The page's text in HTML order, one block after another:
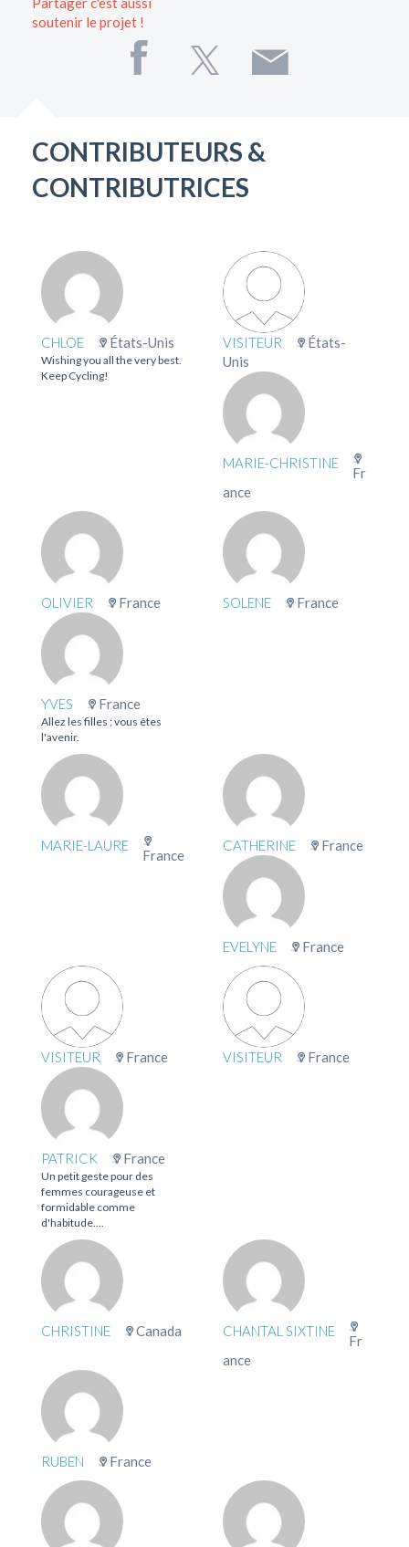
soutenir le projet !
CONTRIBUTEURS &
CONTRIBUTRICES
CHLOE États-Unis
Wishing you all the very best.
Keep Cycling!
VISITEUR
États-
Unis
MARIE-CHRISTINE
Fr
ance
OLIVIER France SOLENE France
YVES France
Allez les filles ; vous êtes
l'avenir.
MARIE-LAURE
France
CATHERINE France
EVELYNE France
VISITEUR France VISITEUR France
PATRICK France
Un petit geste pour des
femmes courageuse et
formidable comme
d'habitude....
CHRISTINE Canada CHANTAL SIXTINE
Fr
ance
RUBEN France